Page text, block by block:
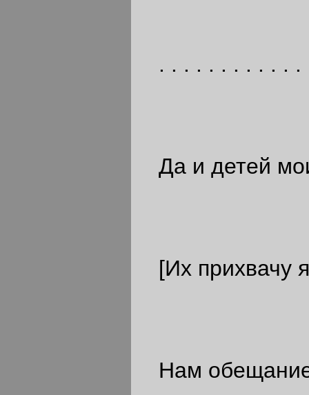
. . . . . . . . . . . .
Да и детей
[Их прихвачу
Нам